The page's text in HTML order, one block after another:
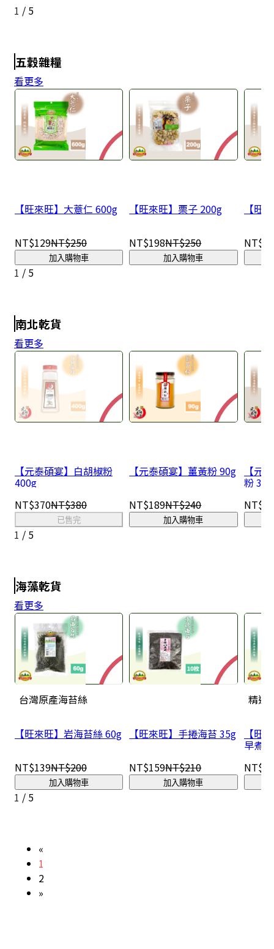
1 / 5
五穀雜糧
看更多
【旺來旺】大薏仁 600g
NT$129NT$250
加入購物車
【旺來旺】栗子 200g
NT$198NT$250
加入購物車
【旺
1 / 5
南北乾貨
看更多
【元泰碩宴】白胡椒粉
400g
NT$370NT$380
已售完
【元泰碩宴】薑黃粉 90g
NT$189NT$240
加入購物車
【元
粉
NT$70
1 / 5
海藻乾貨
看更多
台灣原產海苔絲
【旺來旺】岩海苔絲 60g
NT$139NT$200
加入購物車
【旺來旺】手捲海苔 35g
NT$159NT$210
加入購物車
精選
【旺
早煮
1 / 5
«
1
2
»